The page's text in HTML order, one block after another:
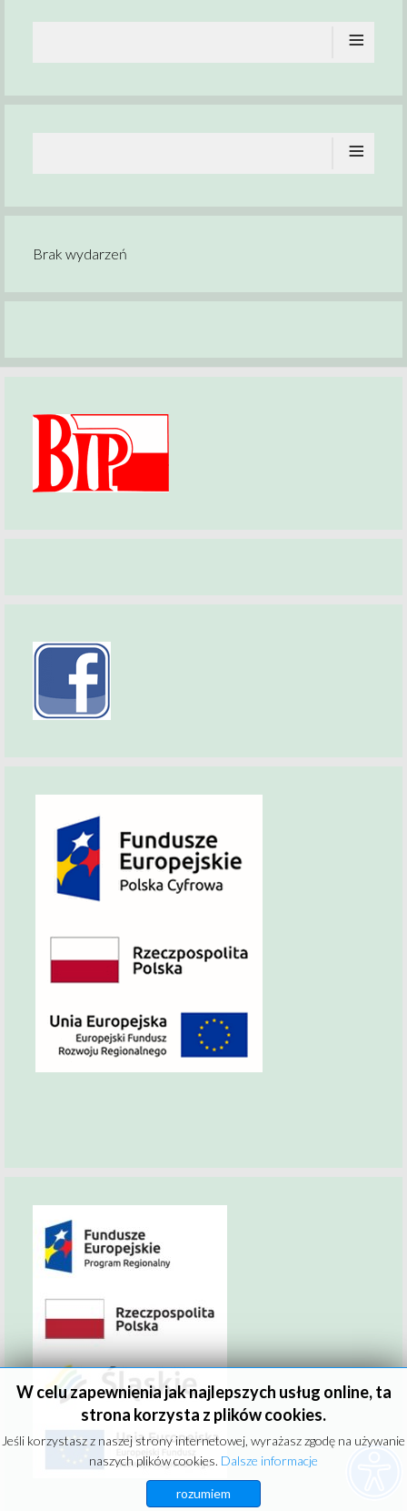
≡
≡
Brak wydarzeń
W celu zapewnienia jak najlepszych usług online, ta
strona korzysta z plików cookies.
Jeśli korzystasz z naszej strony internetowej, wyrażasz zgodę na używanie
naszych plików cookies. Dalsze informacje
rozumiem